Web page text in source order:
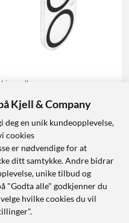
Linocell
for kameramodulen
iPhone 16, 16 Plus og 17
149 90
Herdet glass (9 H)
Enkel påføring
Forverrer ikke
bildekvaliteten
Kjell & Company
deg en unik kundeopplevelse,
cookies
er nødvendige for at
ditt samtykke. Andre bidrar
unike tilbud og
"Godta alle" godkjenner du
hvilke cookies du vil